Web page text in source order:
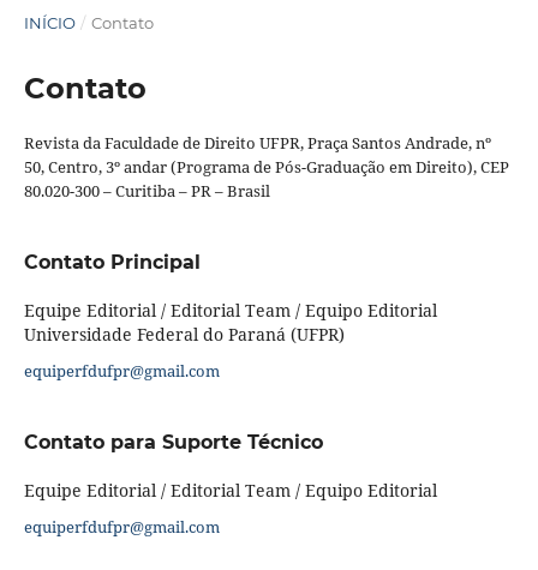
INÍCIO / Contato
Contato
Revista da Faculdade de Direito UFPR, Praça Santos Andrade, nº
50, Centro, 3º andar (Programa de Pós-Graduação em Direito), CEP
80.020-300 – Curitiba – PR – Brasil
Contato Principal
Equipe Editorial / Editorial Team / Equipo Editorial
Universidade Federal do Paraná (UFPR)
equiperfdufpr@gmail.com
Contato para Suporte Técnico
Equipe Editorial / Editorial Team / Equipo Editorial
equiperfdufpr@gmail.com